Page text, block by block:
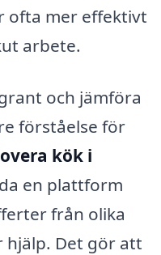
ofta mer effektivt
arbete.
och jämföra
förståelse för
kök i
en plattform
från olika
hjälp. Det gör att